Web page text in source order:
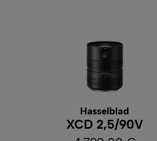
Hasselblad
XCD 2,5/90V